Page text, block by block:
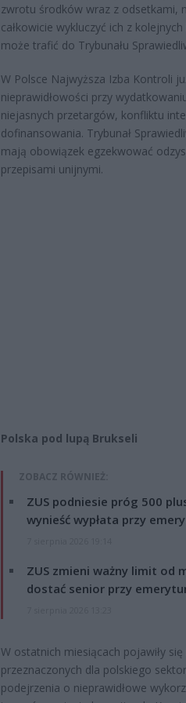
zwrotu środków wraz z odsetkami,
całkowicie wykluczyć ich z
może trafić do Trybunału
W Polsce Najwyższa Izba Kontroli
nieprawidłowości przy
niejasnych przetargów, konfliktu
dofinansowania. Trybunał
mają obowiązek egzekwować
przepisami unijnymi.
Polska pod lupą Brukseli
ZOBACZ RÓWNIEŻ:
ZUS podniesie próg 500
wynieść wypłata przy
ZUS zmieni ważny limit od
dostać senior przy
W ostatnich miesiącach pojawiły
przeznaczonych dla polskiego
podejrzenia o nieprawidłowe